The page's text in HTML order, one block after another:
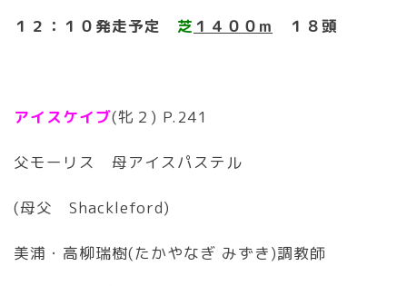
１２：１０発走予定 芝 １４００m １８頭
アイスケイブ(牝２) P.241
父モーリス 母アイスパステル
(母父 Shackleford)
美浦・高柳瑞樹(たかやなぎ みずき)調教師